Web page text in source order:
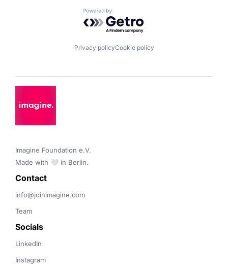
Powered by Getro.com
Privacy policyCookie policy
Imagine Foundation e.V.
Made with 🤍 in Berlin.
Contact
info@joinimagine.com
Team
Socials
LinkedIn
Instagram